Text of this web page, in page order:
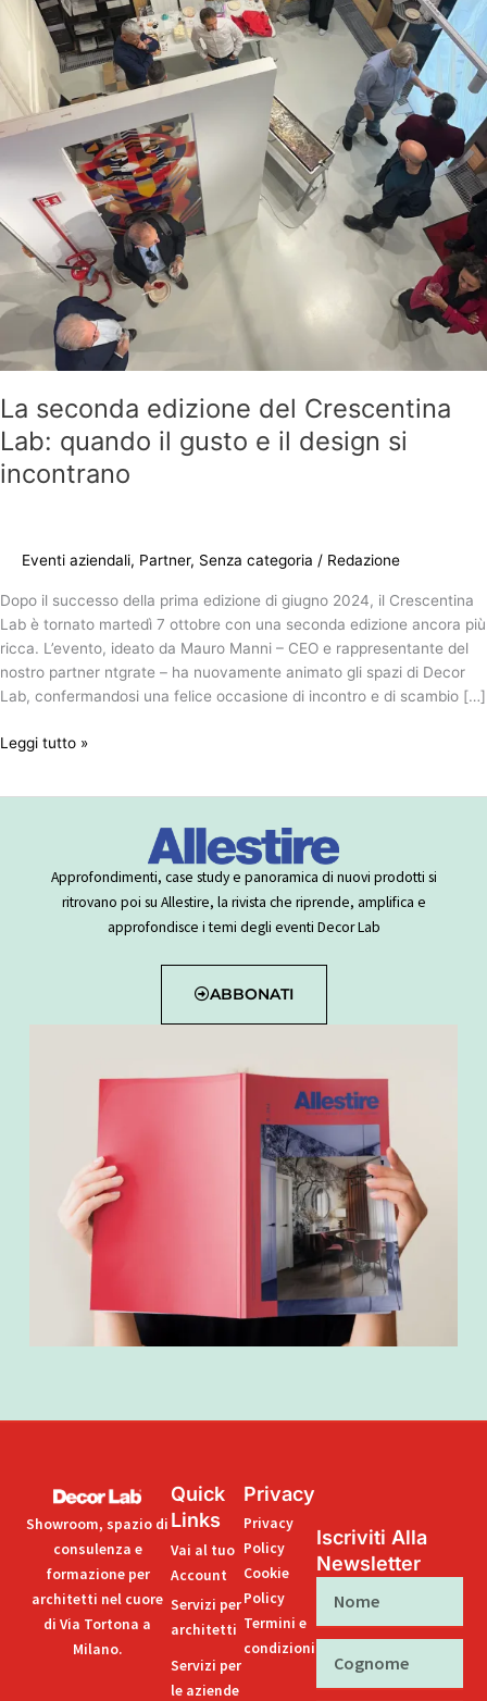
La seconda edizione del Crescentina
Lab: quando il gusto e il design si
incontrano
Eventi aziendali, Partner, Senza categoria / Redazione
Dopo il successo della prima edizione di giugno 2024, il Crescentina
Lab è tornato martedì 7 ottobre con una seconda edizione ancora più
ricca. L’evento, ideato da Mauro Manni – CEO e rappresentante del
nostro partner ntgrate – ha nuovamente animato gli spazi di Decor
Lab, confermandosi una felice occasione di incontro e di scambio […]
incontrano
Leggi tutto »
Approfondimenti, case study e panoramica di nuovi prodotti si
ritrovano poi su Allestire, la rivista che riprende, amplifica e
approfondisce i temi degli eventi Decor Lab
ABBONATI
Showroom, spazio di
consulenza e
formazione per
architetti nel cuore
di Via Tortona a
Milano.
Quick
Links
Vai al tuo
Account
Servizi per
architetti
Servizi per
le aziende
Privacy
Privacy
Policy
Cookie
Policy
Termini e
condizioni
Iscriviti Alla
Newsletter